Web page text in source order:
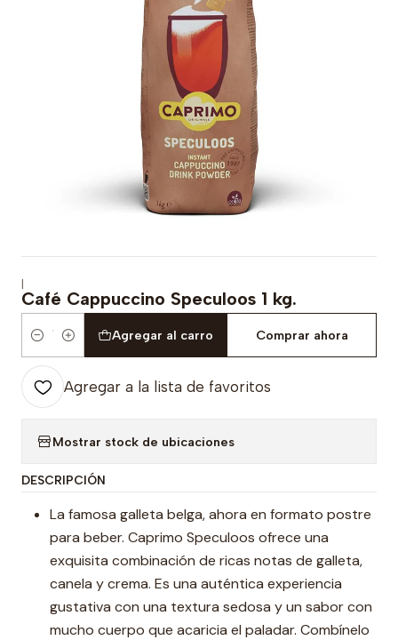
|
Café Cappuccino Speculoos 1 kg.
Cantidad
Agregar al carro Comprar ahora
Agregar a la lista de favoritos
Mostrar stock de ubicaciones
DESCRIPCIÓN
La famosa galleta belga, ahora en formato postre
para beber. Caprimo Speculoos ofrece una
exquisita combinación de ricas notas de galleta,
canela y crema. Es una auténtica experiencia
gustativa con una textura sedosa y un sabor con
mucho cuerpo que acaricia el paladar. Combínelo